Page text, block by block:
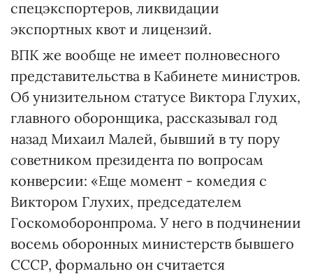
спецэкспортеров, ликвидации
экспортных квот и лицензий.
ВПК же вообще не имеет полновесного
представительства в Кабинете министров.
Об унизительном статусе Виктора Глухих,
главного оборонщика, рассказывал год
назад Михаил Малей, бывший в ту пору
советником президента по вопросам
конверсии: «Еще момент - комедия с
Виктором Глухих, председателем
Госкомоборонпрома. У него в подчинении
восемь оборонных министерств бывшего
СССР, формально он считается